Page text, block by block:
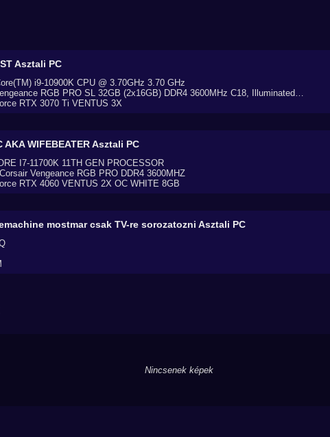
Asztali PC
i9-10900K CPU @ 3.70GHz 3.70 GHz
RGB PRO SL 32GB (2x16GB) DDR4 3600MHz C18, Illuminated…
RTX 3070 Ti VENTUS 3X
AKA WIFEBEATERAsztali PC
I7-11700K 11TH GEN PROCESSOR
Vengeance RGB PRO DDR4 3600MHZ
RTX 4060 VENTUS 2X OC WHITE 8GB
mostmar csak TV-re sorozatozni Asztali PC
Nincsenek képek